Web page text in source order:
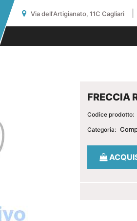
Via dell'Artigianato, 11C Cagliari
FRECCIA
Codice prodotto:
Categoria:
Quantità